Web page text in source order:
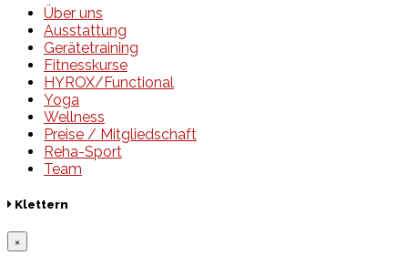
Über uns
Ausstattung
Gerätetraining
Fitnesskurse
HYROX/Functional
Yoga
Wellness
Preise / Mitgliedschaft
Reha-Sport
Team
Klettern
×